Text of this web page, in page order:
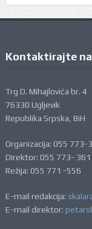
Kontaktirajte
Trg D. Mihajlovića br. 4
76330 Ugljevik
Republika Srpska, BiH
Organizacija: 055 773-
Direktor: 055 773- 361
Režija: 055 771 -556
E-mail redakcija:
E-mail direktor: